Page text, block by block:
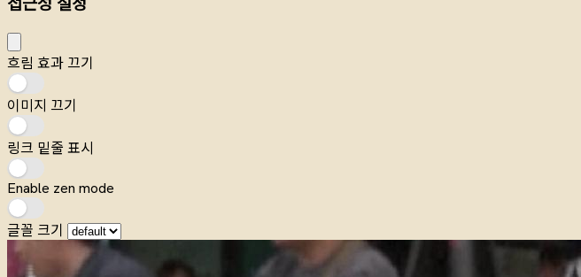
흐림 효과 끄기
이미지 끄기
링크 밑줄 표시
Enable zen mode
글꼴 크기